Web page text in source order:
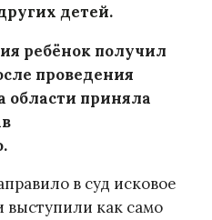
детей.
ребёнок получил
проведения
области приняла
в суд исковое
выступили как само